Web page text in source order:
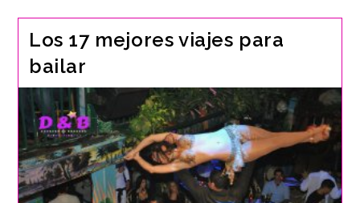
Los 17 mejores viajes para
bailar